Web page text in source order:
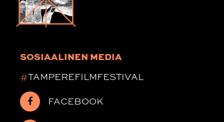
SOSIAALINEN MEDIA
#TAMPEREFILMFESTIVAL
FACEBOOK